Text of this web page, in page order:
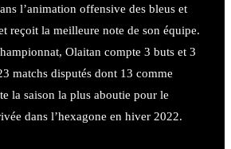
l’animation offensive des bleus et
reçoit la meilleure note de son équipe.
Olaitan compte 3 buts et 3
matchs disputés dont 13 comme
la saison la plus aboutie pour le
dans l’hexagone en hiver 2022.